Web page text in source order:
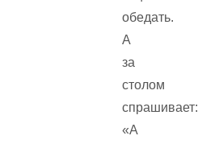
обедать.
А
за
столом
спрашивает:
«А